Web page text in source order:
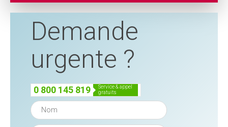
Demande
urgente ?
0 800 145 819
service & appel
gratuits